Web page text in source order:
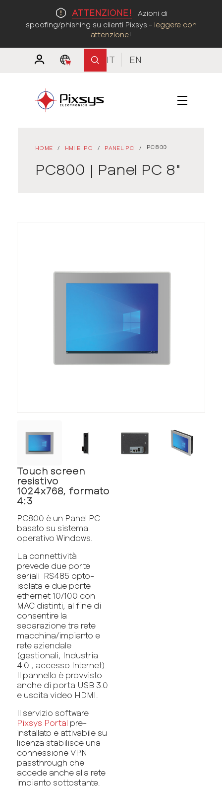
ATTENZIONE!
Azioni di
spoofing/phishing su clienti Pixsys – leggere con
attenzione!
IT EN
HOME / HMI E IPC / PANEL PC / PC800
PC800 | Panel PC 8"
Touch screen
resistivo
1024x768, formato
4:3
PC800 è un Panel PC
basato su sistema
operativo Windows.
La connettività
prevede due porte
seriali RS485 opto-
isolata e due porte
ethernet 10/100 con
MAC distinti, al fine di
consentire la
separazione tra rete
macchina/impianto e
rete aziendale
(gestionali, Industria
4.0 , accesso Internet).
Il pannello è provvisto
anche di porta USB 3.0
e uscita video HDMI.
Il servizio software
Pixsys Portal pre-
installato e attivabile su
licenza stabilisce una
connessione VPN
passthrough che
accede anche alla rete
impianto sottostante.